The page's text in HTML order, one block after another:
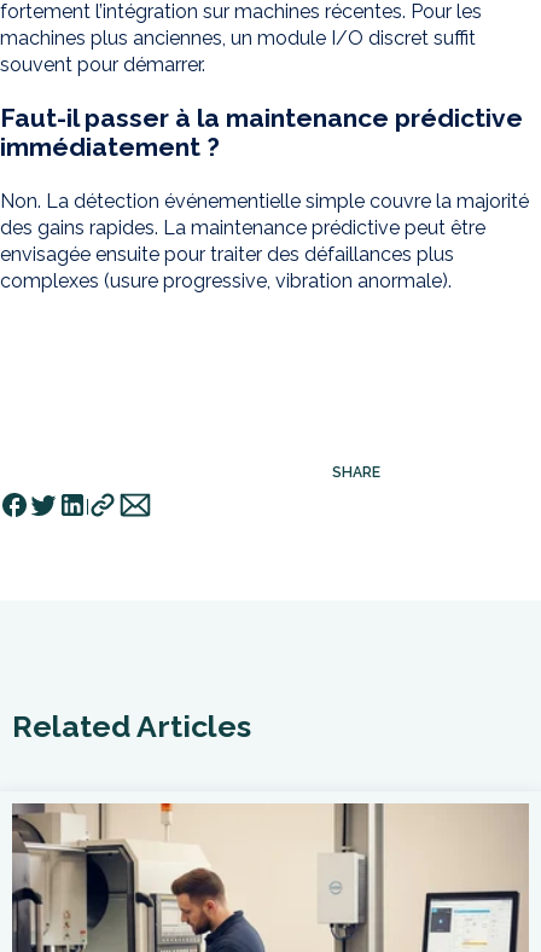
fortement l’intégration sur machines récentes. Pour les
machines plus anciennes, un module I/O discret suffit
souvent pour démarrer.
Faut-il passer à la maintenance prédictive
immédiatement ?
Non. La détection événementielle simple couvre la majorité
des gains rapides. La maintenance prédictive peut être
envisagée ensuite pour traiter des défaillances plus
complexes (usure progressive, vibration anormale).
SHARE
Related Articles